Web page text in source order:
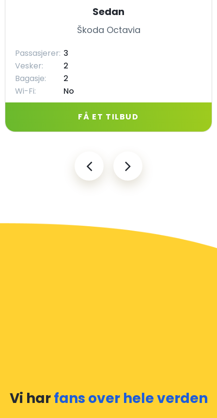
Sedan
Škoda Octavia
Passasjerer: 3
Vesker:
2
Bagasje:
2
Wi-Fi:
No
FÅ ET TILBUD
Vi harfans over hele verden